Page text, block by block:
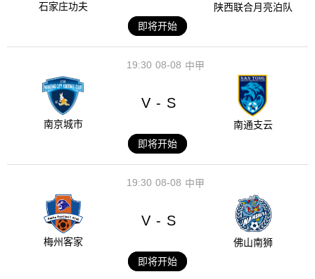
石家庄功夫
陕西联合月亮泊队
即将开始
08-08
19:30 中甲
南京城市
V - S
南通支云
即将开始
08-08
19:30 中甲
梅州客家
V - S
佛山南狮
即将开始